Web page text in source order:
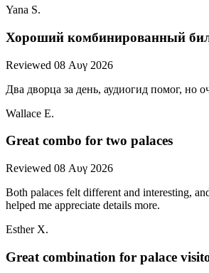
Yana S.
Хороший комбинированный
Reviewed 08 Αυγ 2026
Два дворца за день, аудиогид помог, но
Wallace E.
Great combo for two palaces
Reviewed 08 Αυγ 2026
Both palaces felt different and interesting,
helped me appreciate details more.
Esther X.
Great combination for palace